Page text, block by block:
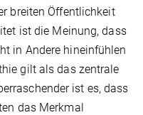
breiten Öffentlichkeit
ist die Meinung, dass
in Andere hineinfühlen
gilt als das zentrale
ist es, dass
das Merkmal